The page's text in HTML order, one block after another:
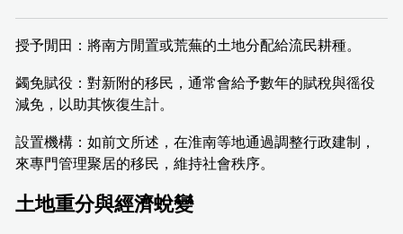
授予閒田：將南方閒置或荒蕪的土地分配給流民耕種。
蠲免賦役：對新附的移民，通常會給予數年的賦稅與徭役
減免，以助其恢復生計。
設置機構：如前文所述，在淮南等地通過調整行政建制，
來專門管理聚居的移民，維持社會秩序。
土地重分與經濟蛻變